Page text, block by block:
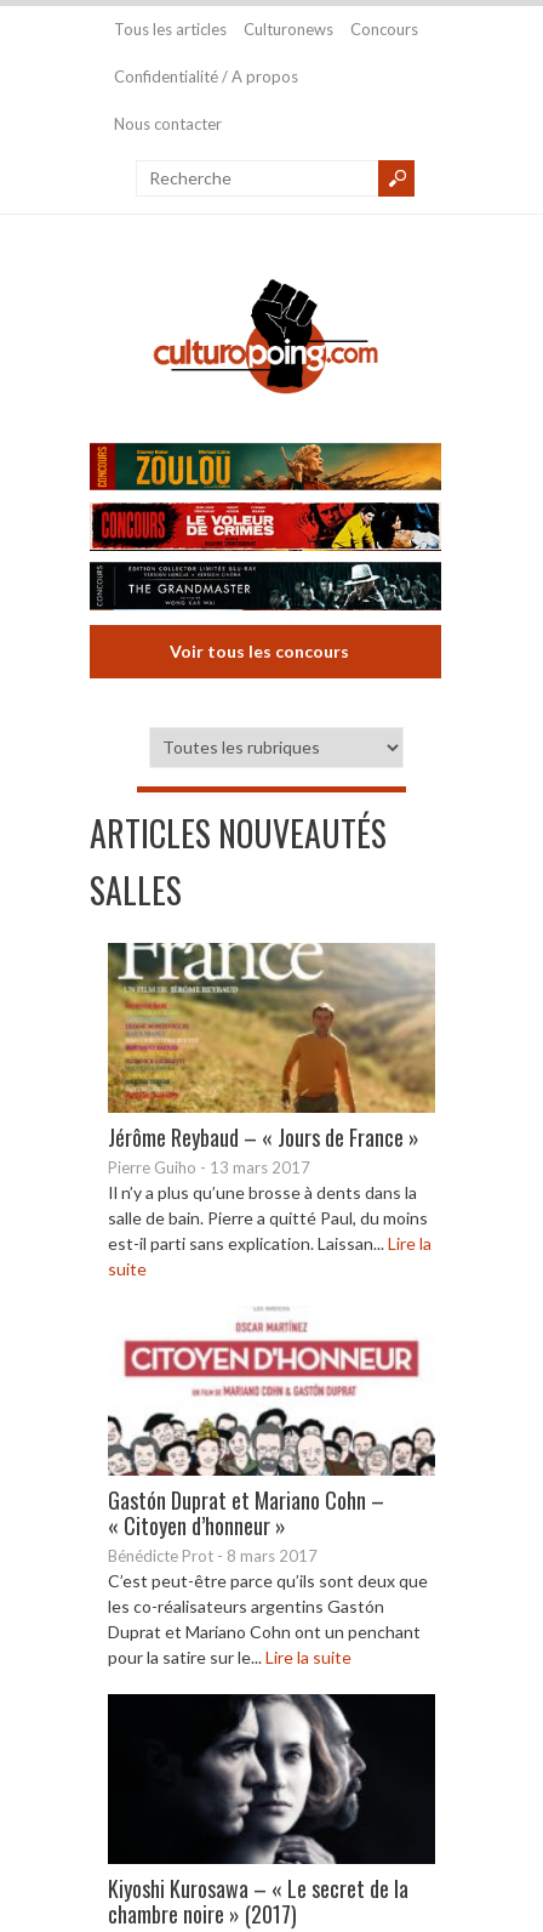
Tous les articles Culturonews Concours
Confidentialité / A propos
Nous contacter
Voir tous les concours
ARTICLES NOUVEAUTÉS
SALLES
Jérôme Reybaud – « Jours de France »
Pierre Guiho - 13 mars 2017
Il n’y a plus qu’une brosse à dents dans la
salle de bain. Pierre a quitté Paul, du moins
est-il parti sans explication. Laissan...Lire la
suite
Gastón Duprat et Mariano Cohn –
« Citoyen d’honneur »
Bénédicte Prot - 8 mars 2017
C’est peut-être parce qu’ils sont deux que
les co-réalisateurs argentins Gastón
Duprat et Mariano Cohn ont un penchant
pour la satire sur le...Lire la suite
Kiyoshi Kurosawa – « Le secret de la
chambre noire » (2017)